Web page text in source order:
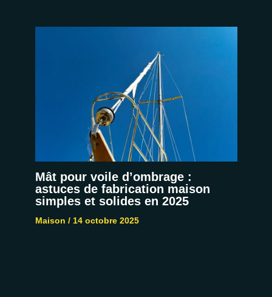
Mât pour voile d’ombrage :
astuces de fabrication maison
simples et solides en 2025
Maison / 14 octobre 2025